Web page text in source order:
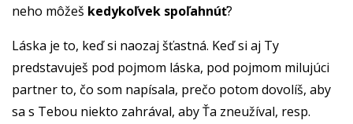
neho môžeš kedykoľvek spoľahnúť?
Láska je to, keď si naozaj šťastná. Keď si aj Ty
predstavuješ pod pojmom láska, pod pojmom milujúci
partner to, čo som napísala, prečo potom dovolíš, aby
sa s Tebou niekto zahrával, aby Ťa zneužíval, resp.